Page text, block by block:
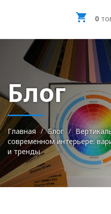
0
Блог
Главная Блог
современном интерьере:
и тренды